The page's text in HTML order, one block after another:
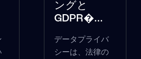
ングと
GDPR�...
データプライバ
シーは、法律の